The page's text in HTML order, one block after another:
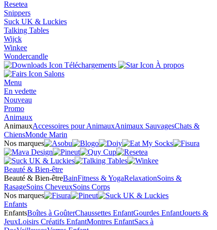
Resetea
Snippers
Suck UK & Luckies
Talking Tables
Wijck
Winkee
Wondercandle
Téléchargements
À propos
Salons
Menu
En vedette
Nouveau
Promo
Animaux
AnimauxAccessoires pour AnimauxAnimaux SauvagesChats &
ChiensMonde Marin
Nos marques
Beauté & Bien-être
Beauté & Bien-êtreBainFitness & YogaRelaxationSoins &
RasageSoins CheveuxSoins Corps
Nos marques
Enfants
EnfantsBoîtes à GoûterChaussettes EnfantGourdes EnfantJouets &
JeuxLoisirs Créatifs EnfantMontres EnfantSacs à